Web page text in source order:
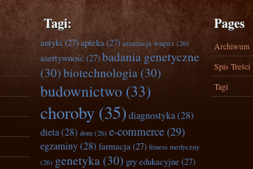
Tagi:
antyki(27)apteka(27) aranżacja wnętrz (26)
asertywność (27)badania genetyczne
(30)biotechnologia(30)
budownictwo (33)
choroby (35) diagnostyka(28)
dieta(28) dom (26) e-commerce(29)
egzaminy(28) farmacja(27) fitness medyczny
(26) genetyka(30) gry edukacyjne (27)
Pages
Archiwum
Spis Treści
Tagi